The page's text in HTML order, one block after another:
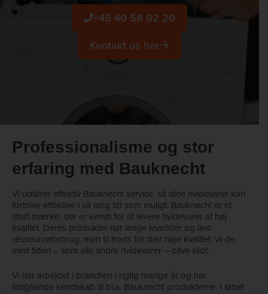
+45 40 58 02 20
Kontakt os her
Professionalisme og stor
erfaring med Bauknecht
Vi udfører effektiv Bauknecht service, så dine hvidevarer kan
forblive effektive i så lang tid som muligt. Bauknecht er et
stort mærke, der er kendt for at levere hvidevarer af høj
kvalitet. Deres produkter har lange levetider og lavt
ressourceforbrug, men til trods for den høje kvalitet, vil de
med tiden – som alle andre hvidevarer – blive slidt.
Vi har arbejdet i branchen i rigtig mange år og har
indgående kendskab til bl.a. Bauknecht produkterne. I løbet